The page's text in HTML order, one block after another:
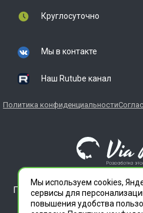
Круглосуточно
Мы в контакте
Наш Rutube канал
Политика конфиденциальности
ГЛАВДЕЗЦЕНТР является
знаком. Все
Мы используем cookies,
сервисы для
повышения удобства